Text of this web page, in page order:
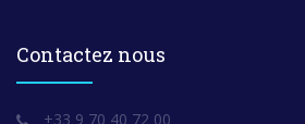
Contactez nous
+33 9 70 40 72 00